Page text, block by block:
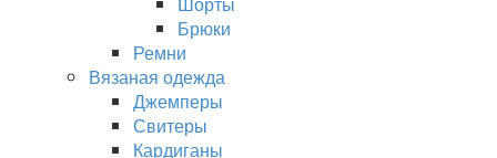
Брюки
Ремни
Вязаная одежда
Джемперы
Свитеры
Кардиганы